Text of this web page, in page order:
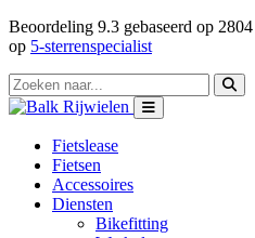
Beoordeling 9.3 gebaseerd op 2804
op 5-sterrenspecialist
Fietslease
Fietsen
Accessoires
Diensten
Bikefitting